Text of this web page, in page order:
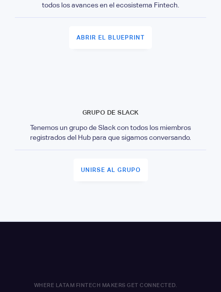
todos los avances en el ecosistema Fintech.
ABRIR EL BLUEPRINT
GRUPO DE SLACK
Tenemos un grupo de Slack con todos los miembros
registrados del Hub para que sigamos conversando.
UNIRSE AL GRUPO
WHERE LATAM FINTECH MAKERS GET CONNECTED.